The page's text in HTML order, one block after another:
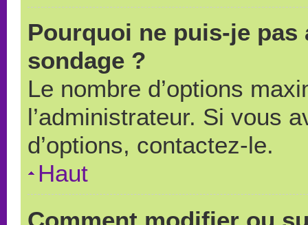
Pourquoi ne puis-je
sondage ?
Le nombre d’options
l’administrateur. Si vous
d’options, contactez-le.
Haut
Comment modifier ou